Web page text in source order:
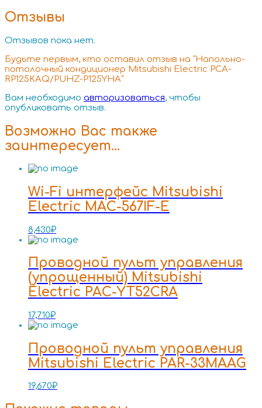
Отзывы
Отзывов пока нет.
Будьте первым, кто оставил отзыв на “Напольно-
потолочный кондиционер Mitsubishi Electric PCA-
RP125KAQ/PUHZ-P125YHA”
Вам необходимо авторизоваться, чтобы
опубликовать отзыв.
Возможно Вас также
заинтересует…
Wi-Fi интерфейс Mitsubishi
Electric MAC-567IF-E
8,430₽
Проводной пульт управления
(упрощенный) Mitsubishi
Electric PAC-YT52CRA
17,710₽
Проводной пульт управления
Mitsubishi Electric PAR-33MAAG
19,670₽